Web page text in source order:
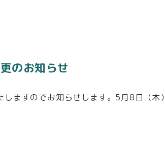
のお知らせ
ますのでお知らせします。5月8日（木